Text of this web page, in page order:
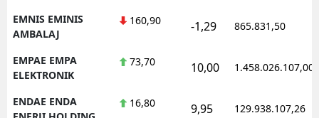
EMNIS EMINIS
AMBALAJ
160,90 -1,29 865.831,50
EMPAE EMPA
ELEKTRONIK
73,70 10,00 1.458.026.107,00
ENDAE ENDA
16,80 9,95 129.938.107,26